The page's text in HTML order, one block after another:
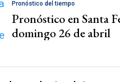
Pronóstico del tiempo
Pronóstico en Santa
domingo 26 de abril